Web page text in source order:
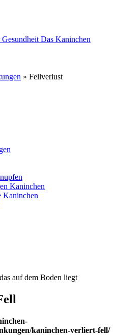
Gesundheit Das Kaninchen
» Fellverlust
Kaninchen
Kaninchen
kaninchen-verliert-fell/